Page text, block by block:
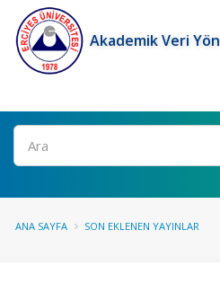
Akademik Veri
Ara
ANA SAYFA SON EKLENEN YAYINLAR